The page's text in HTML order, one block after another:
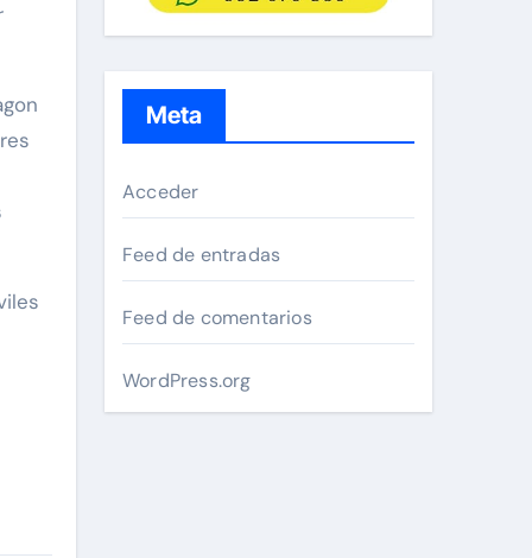
Meta
Acceder
Feed de entradas
Feed de comentarios
WordPress.org